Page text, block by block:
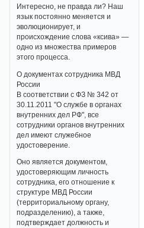
Интересно, не правда ли? Наш
язык постоянно меняется и
эволюционирует, и
происхождение слова «ксива» —
одно из множества примеров
этого процесса.
О документах сотрудника МВД
России
В соответствии с ФЗ № 342 от
30.11.2011 "О службе в органах
внутренних дел РФ", все
сотрудники органов внутренних
дел имеют служебное
удостоверение.
Оно является документом,
удостоверяющим личность
сотрудника, его отношение к
структуре МВД России
(территориальному органу,
подразделению), а также,
подтверждает должность и